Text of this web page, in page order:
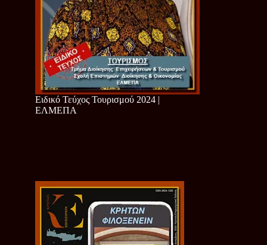
Ειδικό Τεύχος Τουρισμού 2024 |
ΕΛΜΕΠΑ